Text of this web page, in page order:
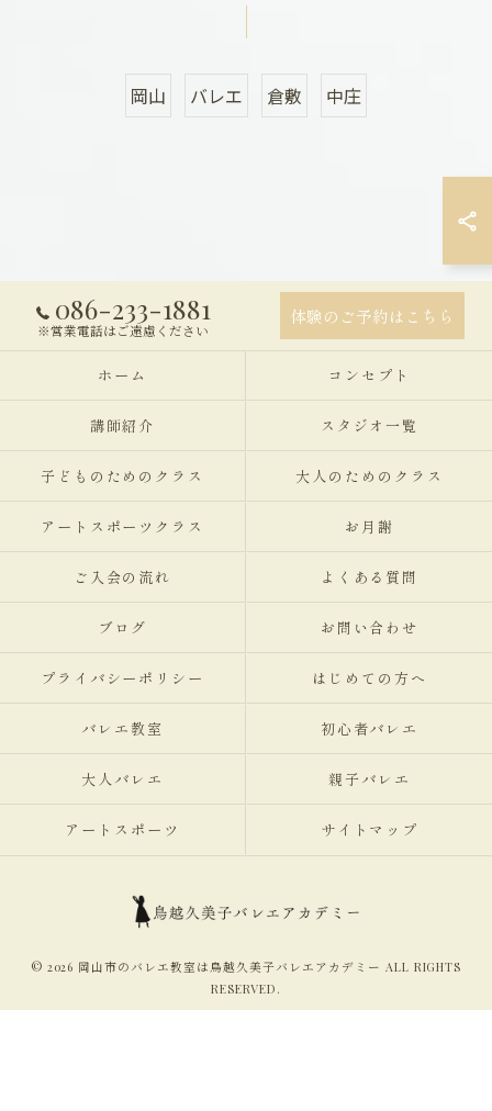
岡山 バレエ 倉敷 中庄
086-233-1881
※営業電話はご遠慮ください
体験のご予約はこちら
ホーム コンセプト
講師紹介 スタジオ一覧
子どものためのクラス 大人のためのクラス
アートスポーツクラス お月謝
ご入会の流れ よくある質問
ブログ お問い合わせ
プライバシーポリシー はじめての方へ
バレエ教室 初心者バレエ
大人バレエ 親子バレエ
アートスポーツ サイトマップ
© 2026 岡山市のバレエ教室は鳥越久美子バレエアカデミー ALL RIGHTS
RESERVED.